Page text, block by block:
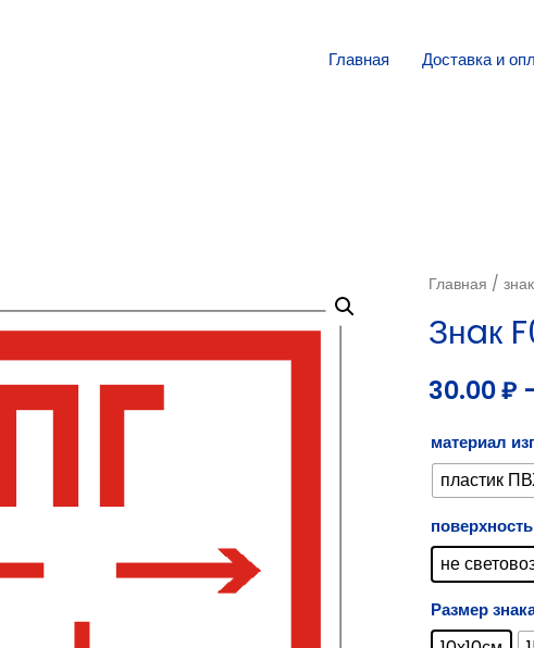
Главная Доставка и
Главная /
Знaк
30.00₽
материал
пластик
поверхность
не
Размер